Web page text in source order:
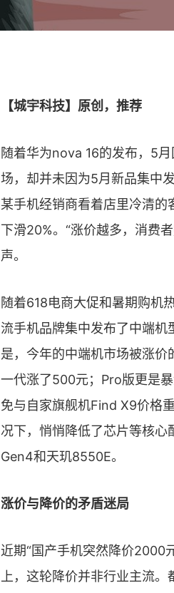
【城宇科技】原创，推荐
随着华为nova 16的发布，5
场，却并未因为5月新品集中
某手机经销商看着店里冷清
下滑20%。“涨价越多，消费
声。
随着618电商大促和暑期购机
流手机品牌集中发布了中端
是，今年的中端机市场被涨
一代涨了500元；Pro版更是
免与自家旗舰机Find X9价格
况下，悄悄降低了芯片等核
Gen4和天玑8550E。
涨价与降价的矛盾迷局
近期“国产手机突然降价2000
上，这轮降价并非行业主流